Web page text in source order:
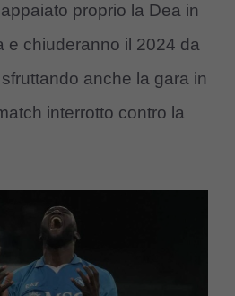
proprio la Dea in
e chiuderanno il 2024 da
anche la gara in
interrotto contro la